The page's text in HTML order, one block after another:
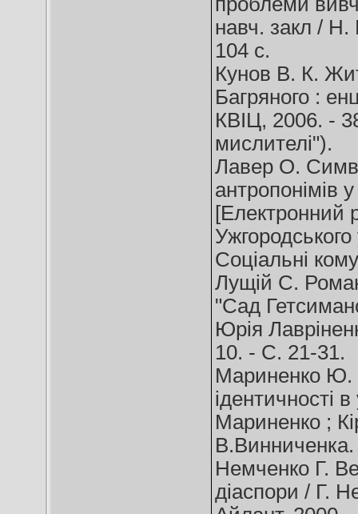
навч. закл / Н.
104 c.
Кунов В. К.
Багряного :
КВІЦ, 2006. -
мислителі").
Лавер О.
антропонімів
[Електронний
Ужгородського
Соціальні
Лущій С.
"Сад
Юрія
10. - С. 21-31.
Мариненко Ю.
ідентичності
Мариненко ;
В.Винниченка.
Немченко Г.
діаспори / Г.